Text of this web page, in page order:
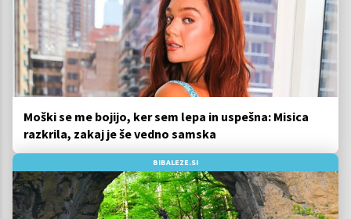
Moški se me bojijo, ker sem lepa in uspešna: Misica
razkrila, zakaj je še vedno samska
BIBALEZE.SI